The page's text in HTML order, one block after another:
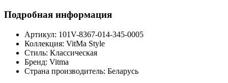
Подробная информация
Артикул: 101V-8367-014-345-0005
Коллекция: VitMa Style
Стиль: Классическая
Бренд: Vitma
Страна производитель: Беларусь